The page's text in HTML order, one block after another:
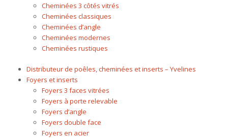
Cheminées 3 côtés vitrés
Cheminées classiques
Cheminées d’angle
Cheminées modernes
Cheminées rustiques
Distributeur de poêles, cheminées et inserts – Yvelines
Foyers et inserts
Foyers 3 faces vitrées
Foyers à porte relevable
Foyers d’angle
Foyers double face
Foyers en acier